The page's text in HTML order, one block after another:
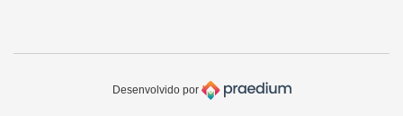
Desenvolvido por